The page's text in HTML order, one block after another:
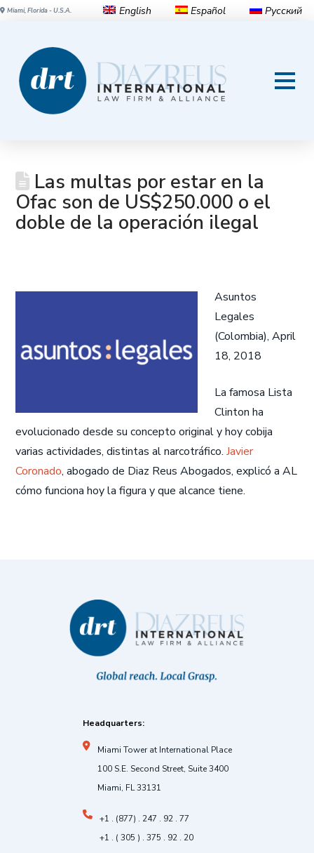
Miami, Florida - U.S.A. English Español Русский
Las multas por estar en la
Ofac son de US$250.000 o el
doble de la operación ilegal
Asuntos
Legales
(Colombia), April
18, 2018
La famosa Lista
Clinton ha
evolucionado desde su concepto original y hoy cobija
varias actividades, distintas al narcotráfico.Javier
Coronado, abogado de Diaz Reus Abogados, explicó a AL
cómo funciona hoy la figura y que alcance tiene.
Headquarters:
Miami Tower at International Place
100 S.E. Second Street, Suite 3400
Miami, FL 33131
+1 . (877) . 247 . 92 . 77
+1 . ( 305 ) . 375 . 92 . 20